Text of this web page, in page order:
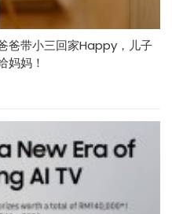
爸带小三回家Happy，儿子
妈妈！